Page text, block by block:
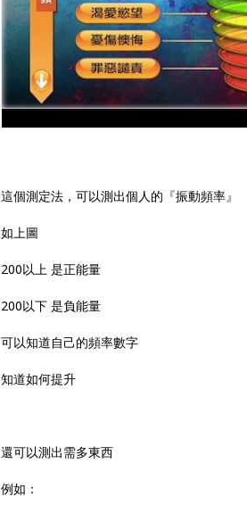
這個測定法，可以測出個人的『振動頻率』
如上圖
200以上 是正能量
200以下 是負能量
可以知道自己的頻率數字
知道如何提升
還可以測出需多東西
例如：